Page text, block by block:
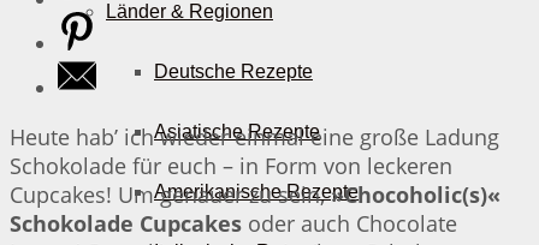
Länder & Regionen
Deutsche Rezepte
Asiatische Rezepte
Amerikanische Rezepte
Heute hab’ ich wieder einmal eine große Ladung
Schokolade für euch – in Form von leckeren
Cupcakes! Um genauer zu sein,»Chocoholic(s)«
Schokolade Cupcakes oder auch Chocolate